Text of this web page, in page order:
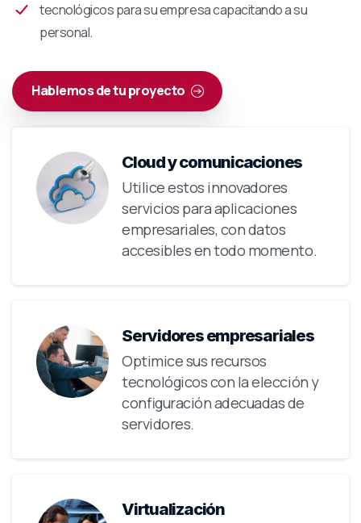
tecnológicos para su empresa capacitando a su
personal.
Hablemos de tu proyecto
Cloud y comunicaciones
Utilice estos innovadores
servicios para aplicaciones
empresariales, con datos
accesibles en todo momento.
Servidores empresariales
Optimice sus recursos
tecnológicos con la elección y
configuración adecuadas de
servidores.
Virtualización